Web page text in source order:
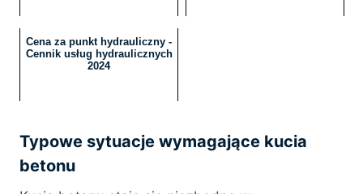
Cena za punkt hydrauliczny -
Cennik usług hydraulicznych
2024
Typowe sytuacje wymagające kucia
betonu